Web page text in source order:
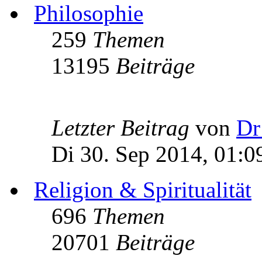
Philosophie
259 Themen
13195 Beiträge
Letzter Beitrag von
Di 30. Sep 2014,
Religion & Spiritualität
696 Themen
20701 Beiträge